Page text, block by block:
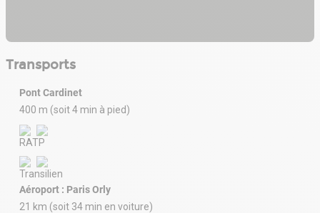
Transports
Pont Cardinet
400 m (soit 4 min à pied)
Aéroport : Paris Orly
21 km (soit 34 min en voiture)